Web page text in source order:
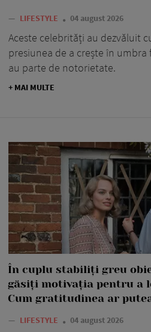
— LIFESTYLE 04 august 2026
Aceste celebrități au dezvăluit
presiunea de a crește în
au parte de notorietate.
+ MAI MULTE
În cuplu stabiliți greu
găsiți motivația pentru a
Cum gratitudinea ar
— LIFESTYLE 04 august 2026